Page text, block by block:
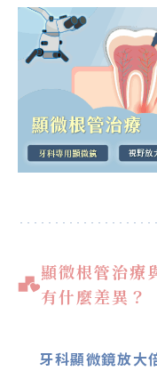
顯微根管治療
有什麼差異？
牙科顯微鏡放大